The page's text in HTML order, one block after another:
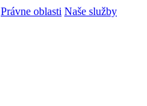
Právne oblasti Naše služby